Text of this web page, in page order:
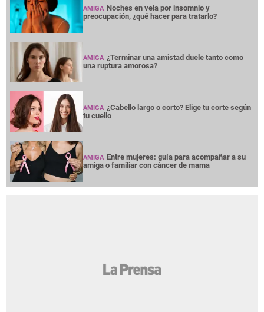
AMIGA Noches en vela por insomnio y
preocupación, ¿qué hacer para tratarlo?
AMIGA ¿Terminar una amistad duele tanto como
una ruptura amorosa?
AMIGA ¿Cabello largo o corto? Elige tu corte según
tu cuello
AMIGA Entre mujeres: guía para acompañar a su
amiga o familiar con cáncer de mama